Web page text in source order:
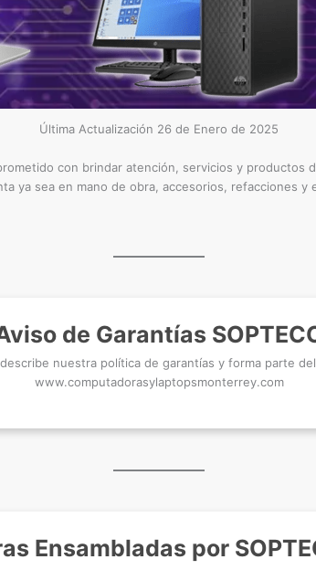
Última Actualización 26 de Enero de 2025
con brindar atención, servicios y
ya sea en mano de obra, accesorios, refacciones y
de Garantías
nuestra política de garantías y forma parte
www.computadorasylaptopsmonterrey.com
Ensambladas por